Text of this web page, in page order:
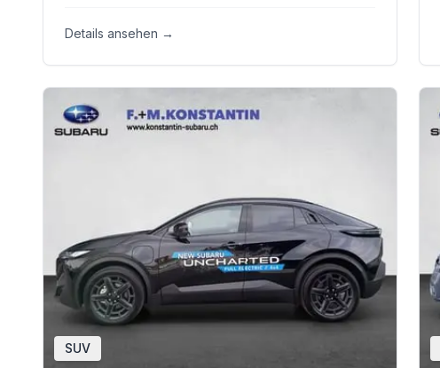
Details ansehen →
SUV